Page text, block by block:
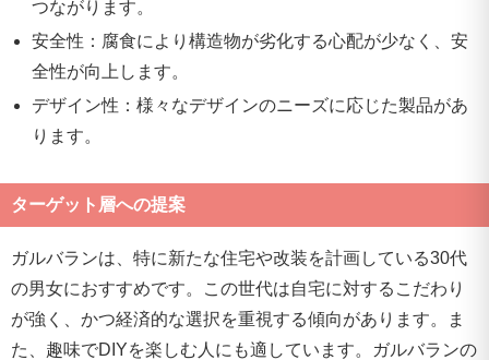
つながります。
安全性：腐食により構造物が劣化する心配が少なく、安
全性が向上します。
デザイン性：様々なデザインのニーズに応じた製品があ
ります。
ターゲット層への提案
ガルバランは、特に新たな住宅や改装を計画している30代
の男女におすすめです。この世代は自宅に対するこだわり
が強く、かつ経済的な選択を重視する傾向があります。ま
た、趣味でDIYを楽しむ人にも適しています。ガルバランの